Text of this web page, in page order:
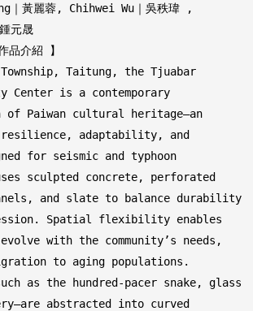
｜黃麗蓉, Chihwei Wu｜吳秩瑋 ,
元晟
介紹 】
Taitung, the Tjuabar
Center is a contemporary
Paiwan cultural heritage—an
adaptability, and
for seismic and typhoon
sculpted concrete, perforated
and slate to balance durability
Spatial flexibility enables
with the community’s needs,
to aging populations.
as the hundred-pacer snake, glass
abstracted into curved